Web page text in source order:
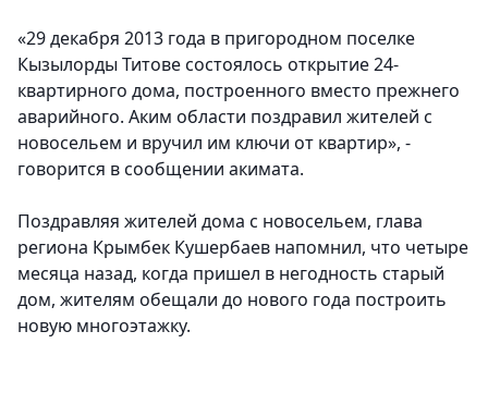
«29 декабря 2013 года в пригородном поселке
Кызылорды Титове состоялось открытие 24-
квартирного дома, построенного вместо прежнего
аварийного. Аким области поздравил жителей с
новосельем и вручил им ключи от квартир», -
говорится в сообщении акимата.
Поздравляя жителей дома с новосельем, глава
региона Крымбек Кушербаев напомнил, что четыре
месяца назад, когда пришел в негодность старый
дом, жителям обещали до нового года построить
новую многоэтажку.